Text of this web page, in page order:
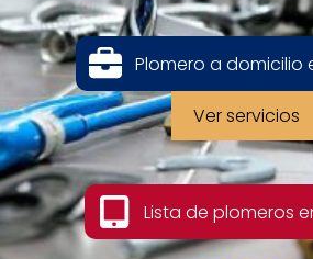
Plomero a domicilio
Ver servicios
Lista de plomeros